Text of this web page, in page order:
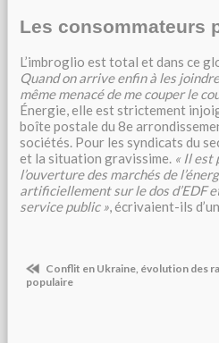
Les consommateurs
L’imbroglio est total et dans ce
Quand on arrive enfin à les
même menacé de me couper le
Énergie, elle est strictement
boîte postale du 8e
sociétés. Pour les syndicats du
et la situation gravissime. « Il est
l’ouverture des marchés de
artificiellement sur le dos d’EDF
service public », écrivaient-ils
Conflit en Ukraine, évolution des
populaire